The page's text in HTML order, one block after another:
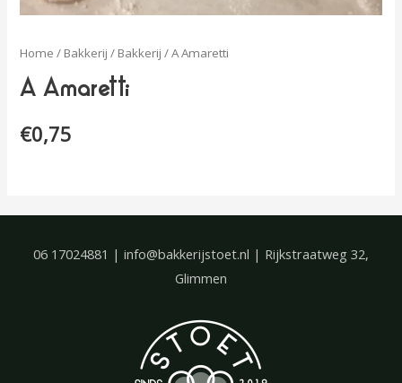
Home / Bakkerij / Bakkerij / A Amaretti
A Amaretti
€0,75
06 17024881 | info@bakkerijstoet.nl | Rijkstraatweg 32,
Glimmen